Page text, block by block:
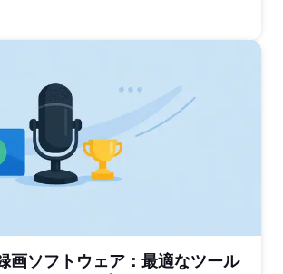
画ソフトウェア：最適なツール